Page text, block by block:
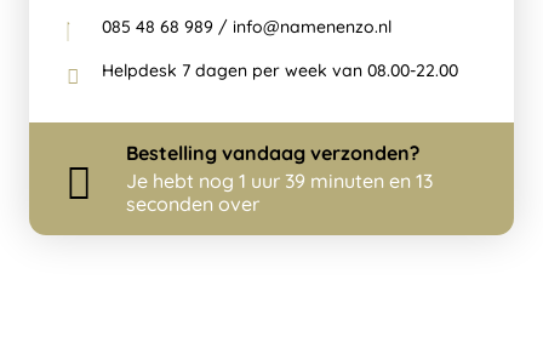
085 48 68 989 / info@namenenzo.nl
Helpdesk 7 dagen per week van 08.00-22.00
Bestelling vandaag verzonden?
Je hebt nog 1 uur 39 minuten en 13
seconden over